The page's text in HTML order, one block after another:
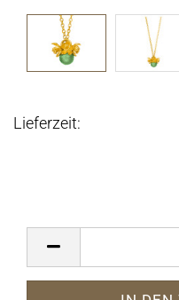
Lieferzeit: